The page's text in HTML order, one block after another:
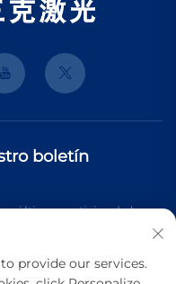
boletín
últimas noticias de la
de nuestro equipo.
provide our services.